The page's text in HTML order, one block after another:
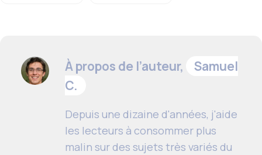
À propos de l’auteur,
Samuel
C.
Depuis une dizaine d'années, j'aide
les lecteurs à consommer plus
malin sur des sujets très variés du